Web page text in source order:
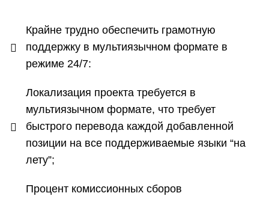
Крайне трудно обеспечить грамотную
поддержку в мультиязычном формате в
режиме 24/7:
Локализация проекта требуется в
мультиязычном формате, что требует
быстрого перевода каждой добавленной
позиции на все поддерживаемые языки “на
лету”;
Процент комиссионных сборов